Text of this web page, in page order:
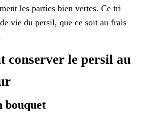
les parties bien vertes. Ce tri
vie du persil, que ce soit au frais
conserver le persil au
bouquet